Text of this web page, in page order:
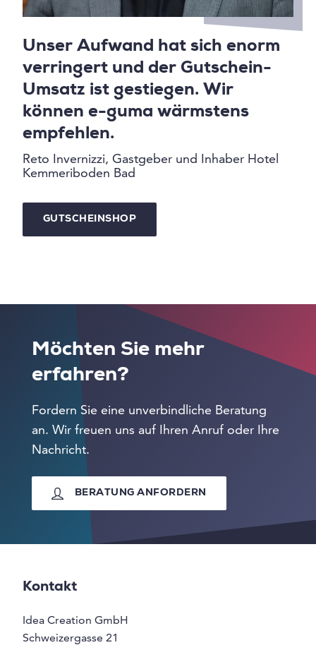
Unser Aufwand hat sich enorm
verringert und der Gutschein-
Umsatz ist gestiegen. Wir
können e-guma wärmstens
empfehlen.
Reto Invernizzi, Gastgeber und Inhaber Hotel
Kemmeriboden Bad
GUTSCHEINSHOP
Möchten Sie mehr
erfahren?
Fordern Sie eine unverbindliche Beratung
an. Wir freuen uns auf Ihren Anruf oder Ihre
Nachricht.
BERATUNG ANFORDERN
Kontakt
Idea Creation GmbH
Schweizergasse 21